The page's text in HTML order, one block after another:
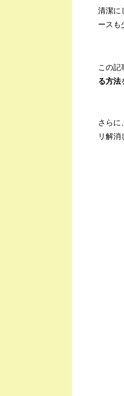
清潔に
ースも
この記
る方法
さらに
リ解消